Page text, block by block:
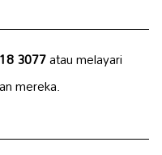
3077atau melayari
mereka.